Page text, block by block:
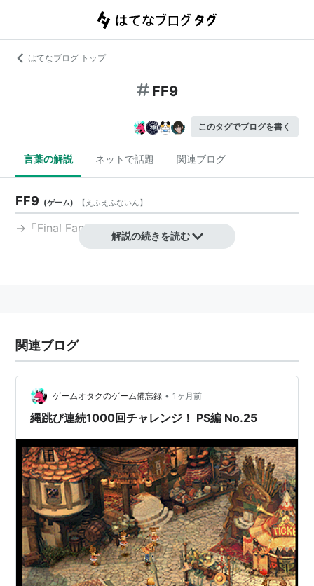
はてなブログ トップ
FF9
このタグでブログを書く
言葉の解説 ネットで話題 関連ブログ
FF9 (ゲーム) 【 えふえふないん】
→「Final Fantasy IX」
解説の続きを読む
関連ブログ
ゲームオタクのゲーム備忘録 • 1ヶ月前
縄跳び連続1000回チャレンジ！ PS編 No.25